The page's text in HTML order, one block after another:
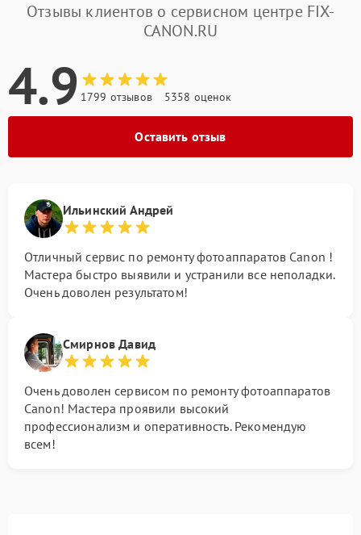
Отзывы клиентов о сервисном центре FIX-
CANON.RU
4.9 1799 отзывов 5358 оценок
Оставить отзыв
Ильинский Андрей
Отличный сервис по ремонту фотоаппаратов Canon !
Мастера быстро выявили и устранили все неполадки.
Очень доволен результатом!
Смирнов Давид
Очень доволен сервисом по ремонту фотоаппаратов
Canon! Мастера проявили высокий
профессионализм и оперативность. Рекомендую
всем!